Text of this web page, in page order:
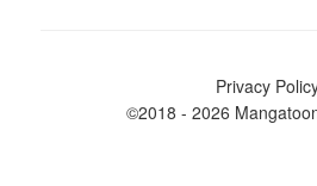
Privacy
©2018 - 2026